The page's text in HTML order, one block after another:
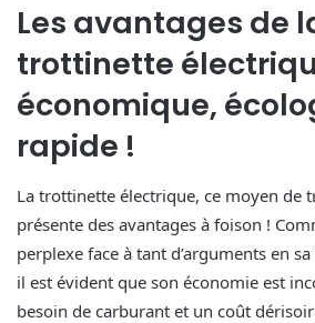
Les avantages de
trottinette
économique,
rapide !
La trottinette électrique, ce moyen de
présente des avantages à foison !
perplexe face à tant d’arguments en
il est évident que son économie est
besoin de carburant et un coût